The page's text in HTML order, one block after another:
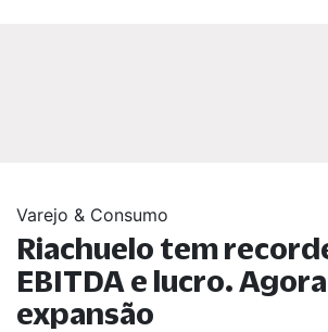
Varejo & Consumo
Riachuelo tem
EBITDA e lucro.
expansão